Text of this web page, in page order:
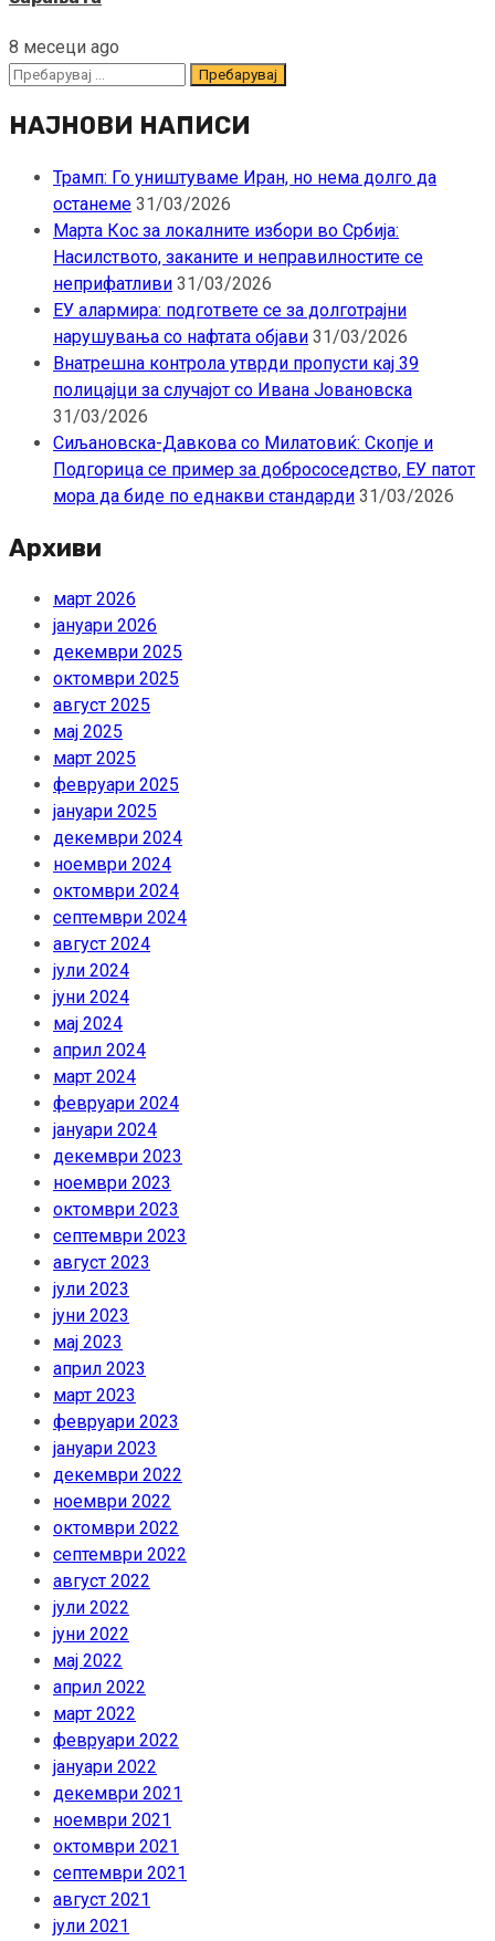
8 месеци ago
Пребарувај
НАЈНОВИ НАПИСИ
Трамп: Го уништуваме Иран, но нема долго да
останеме 31/03/2026
Марта Кос за локалните избори во Србија:
Насилството, заканите и неправилностите се
неприфатливи 31/03/2026
ЕУ алармира: подгответе се за долготрајни
нарушувања со нафтата објави 31/03/2026
Внатрешна контрола утврди пропусти кај 39
полицајци за случајот со Ивана Јовановска
31/03/2026
Сиљановска-Давкова со Милатовиќ: Скопје и
Подгорица се пример за добрососедство, ЕУ патот
мора да биде по еднакви стандарди 31/03/2026
Архиви
март 2026
јануари 2026
декември 2025
октомври 2025
август 2025
мај 2025
март 2025
февруари 2025
јануари 2025
декември 2024
ноември 2024
октомври 2024
септември 2024
август 2024
јули 2024
јуни 2024
мај 2024
април 2024
март 2024
февруари 2024
јануари 2024
декември 2023
ноември 2023
октомври 2023
септември 2023
август 2023
јули 2023
јуни 2023
мај 2023
април 2023
март 2023
февруари 2023
јануари 2023
декември 2022
ноември 2022
октомври 2022
септември 2022
август 2022
јули 2022
јуни 2022
мај 2022
април 2022
март 2022
февруари 2022
јануари 2022
декември 2021
ноември 2021
октомври 2021
септември 2021
август 2021
јули 2021